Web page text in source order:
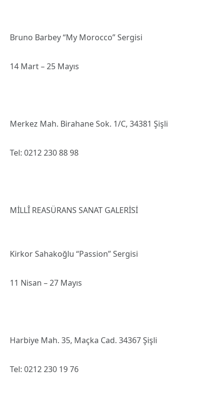
Bruno Barbey “My Morocco” Sergisi
14 Mart – 25 Mayıs
Merkez Mah. Birahane Sok. 1/C, 34381 Şişli
Tel: 0212 230 88 98
MİLLÎ REASÜRANS SANAT GALERİSİ
Kirkor Sahakoğlu “Passion” Sergisi
11 Nisan – 27 Mayıs
Harbiye Mah. 35, Maçka Cad. 34367 Şişli
Tel: 0212 230 19 76